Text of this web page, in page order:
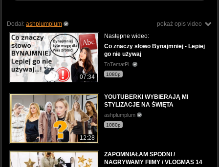
pokaż opis video
Dodał: ashplumplum
07:34
Następne wideo:
Co znaczy słowo Bynajmniej - Lepiej
go nie używaj
ToTematPL
1080p
12:28
YOUTUBERKI WYBIERAJĄ MI
STYLIZACJE NA ŚWIĘTA
ashplumplum
1080p
ZAPOMNIAŁAM SPODNI /
NAGRYWAMY FIlMY / VLOGMAS 14